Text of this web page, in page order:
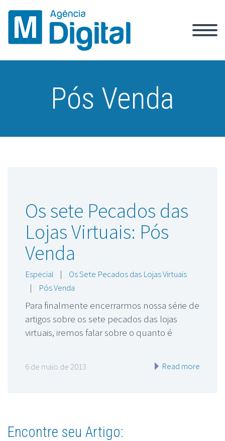
Pós Venda
Os sete Pecados das
Lojas Virtuais: Pós
Venda
Especial |
Os Sete Pecados das Lojas Virtuais
|
Pós Venda
Para finalmente encerrarmos nossa série de
artigos sobre os sete pecados das lojas
virtuais, iremos falar sobre o quanto é
6 de maio de 2013 Read more
Encontre seu Artigo: